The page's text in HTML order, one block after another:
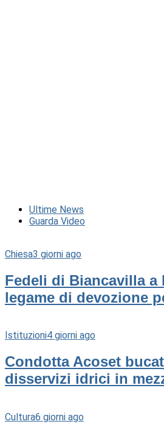
Ultime News
Guarda Video
Chiesa3 giorni ago
Fedeli di Biancavilla a
legame di devozione
Istituzioni4 giorni ago
Condotta Acoset
disservizi idrici in
Cultura6 giorni ago